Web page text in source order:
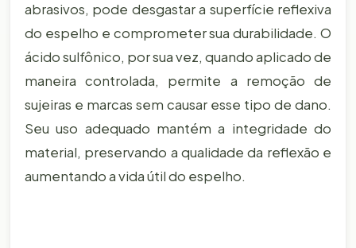
abrasivos, pode desgastar a superfície reflexiva
do espelho e comprometer sua durabilidade. O
ácido sulfônico, por sua vez, quando aplicado de
maneira controlada, permite a remoção de
sujeiras e marcas sem causar esse tipo de dano.
Seu uso adequado mantém a integridade do
material, preservando a qualidade da reflexão e
aumentando a vida útil do espelho.